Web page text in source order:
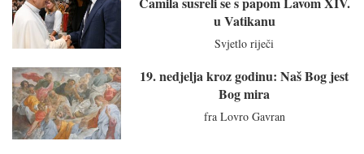
u Vatikanu
Svjetlo riječi
19. nedjelja kroz godinu: Naš Bog jest
Bog mira
fra Lovro Gavran